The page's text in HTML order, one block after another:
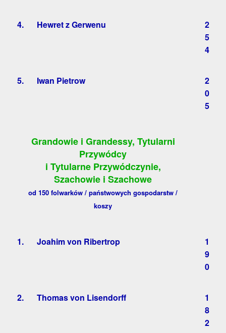
4. Hewret z Gerwenu
2
5
4
5. Iwan Pietrow
2
0
5
Grandowie i Grandessy, Tytularni
Przywódcy
i Tytularne Przywódczynie,
Szachowie i Szachowe
od 150 folwarków / państwowych gospodarstw /
koszy
1. Joahim von Ribertrop
1
9
0
2. Thomas von Lisendorff
1
8
2